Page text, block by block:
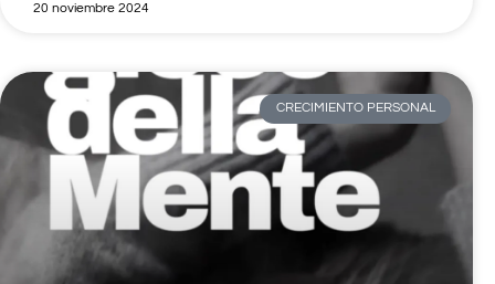
20 noviembre 2024
CRECIMIENTO PERSONAL